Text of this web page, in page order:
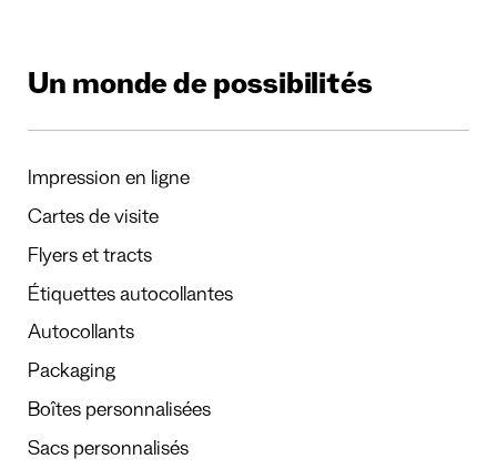
Un monde de possibilités
Impression en ligne
Cartes de visite
Flyers et tracts
Étiquettes autocollantes
Autocollants
Packaging
Boîtes personnalisées
Sacs personnalisés